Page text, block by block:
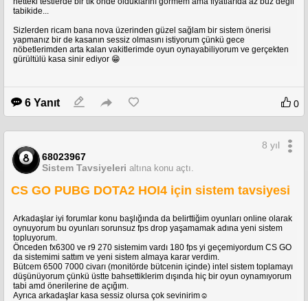
tabikide...
Sizlerden ricam bana nova üzerinden güzel sağlam bir sistem önerisi
yapmanız bir de kasanın sessiz olmasını istiyorum çünkü gece
nöbetlerimden arta kalan vakitlerimde oyun oynayabiliyorum ve gerçekten
gürültülü kasa sinir ediyor 😁
6 Yanıt 0
68023967
Sistem Tavsiyeleri altına konu açtı.
8 yıl
CS GO PUBG DOTA2 HOI4 için sistem tavsiyesi
Arkadaşlar iyi forumlar konu başlığında da belirttiğim oyunları online olarak
oynuyorum bu oyunları sorunsuz fps drop yaşamamak adına yeni sistem
topluyorum.
Önceden fx6300 ve r9 270 sistemim vardı 180 fps yi geçemiyordum CS GO
da sistemimi sattım ve yeni sistem almaya karar verdim.
Bütcem 6500 7000 civarı (monitörde bütcenin içinde) intel sistem toplamayı
düşünüyorum çünkü üstte bahsettiklerim dışında hiç bir oyun oynamıyorum
tabi amd önerilerine de açığım.
Ayrıca arkadaşlar kasa sessiz olursa çok sevinirim☺️